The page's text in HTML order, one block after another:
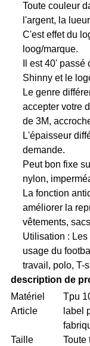
Toute couleur
l'argent, la
C'est effet du
loog/marque.
Il est 40'
Shinny et le
Le genre
accepter votre
de 3M,
L'épaisseur
demande.
Peut bon fixe
nylon,
La fonction
améliorer la
vêtements,
Utilisation : Les
usage du
travail, polo, T-
description de
Matériel
Tpu
Article
label
Taille
Toute